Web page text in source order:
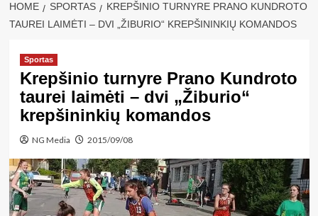
HOME SPORTAS
KREPŠINIO TURNYRE PRANO KUNDROTO
TAUREI LAIMĖTI – DVI „ŽIBURIO“ KREPŠININKIŲ KOMANDOS
Sportas
Krepšinio turnyre Prano Kundroto
taurei laimėti – dvi „Žiburio“
krepšininkių komandos
NG Media 2015/09/08